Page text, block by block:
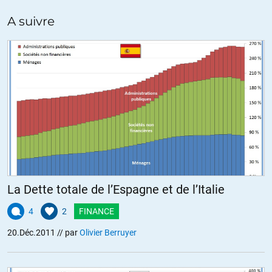
21.12.2011 à 11h29
Débat très intéressant Olivier et bravo pour ta prestation !
En effet François78, cela ressemble fort à un QE à l’européenne.
C’est le cadeau de Noël pour les banques qui apprécient et montent
Amicalement.
Marc
A suivre
La Dette totale de l’Espagne et de l’Italie
4 2 FINANCE
20.Déc.2011 // parOlivier Berruyer